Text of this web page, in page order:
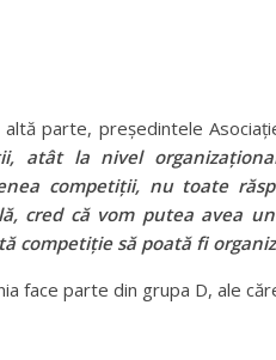
parte, președintele
atât la nivel
competiții, nu toate
cred că vom putea avea
competiție să poată fi
face parte din grupa D, ale